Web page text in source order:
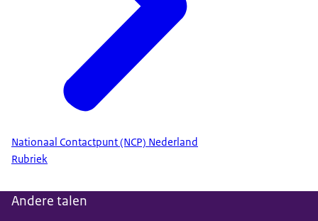
Nationaal Contactpunt (NCP) Nederland
Rubriek
Andere talen